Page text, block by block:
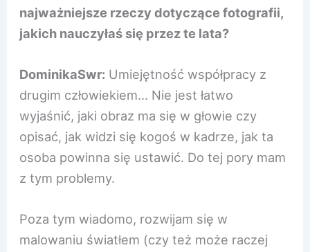
najważniejsze rzeczy dotyczące fotografii,
jakich nauczyłaś się przez te lata?
DominikaSwr: Umiejętność współpracy z
drugim człowiekiem… Nie jest łatwo
wyjaśnić, jaki obraz ma się w głowie czy
opisać, jak widzi się kogoś w kadrze, jak ta
osoba powinna się ustawić. Do tej pory mam
z tym problemy.
Poza tym wiadomo, rozwijam się w
malowaniu światłem (czy też może raczej